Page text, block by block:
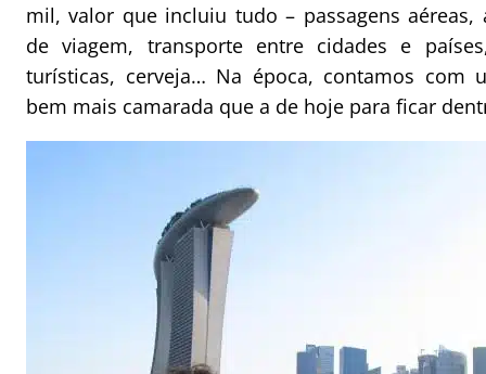
mil, valor que incluiu tudo – passagens aéreas,
de viagem, transporte entre cidades e
turísticas, cerveja… Na época, contamos com
bem mais camarada que a de hoje para ficar